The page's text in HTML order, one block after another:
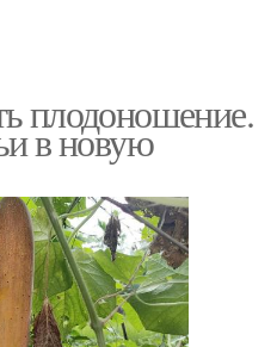
плодоношение.
в новую